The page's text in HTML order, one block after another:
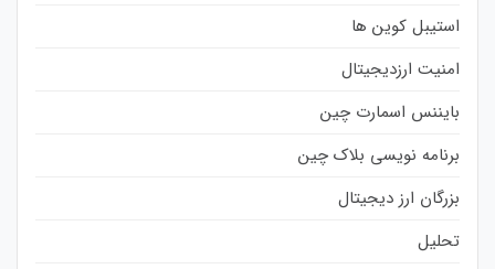
استیبل کوین ها
امنیت ارزدیجیتال
بایننس اسمارت چین
برنامه نویسی بلاک چین
بزرگان ارز دیجیتال
تحلیل